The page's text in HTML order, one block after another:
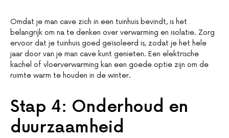
Omdat je man cave zich in een tuinhuis bevindt, is het
belangrijk om na te denken over verwarming en isolatie. Zorg
ervoor dat je tuinhuis goed geïsoleerd is, zodat je het hele
jaar door van je man cave kunt genieten. Een elektrische
kachel of vloerverwarming kan een goede optie zijn om de
ruimte warm te houden in de winter.
Stap 4: Onderhoud en
duurzaamheid